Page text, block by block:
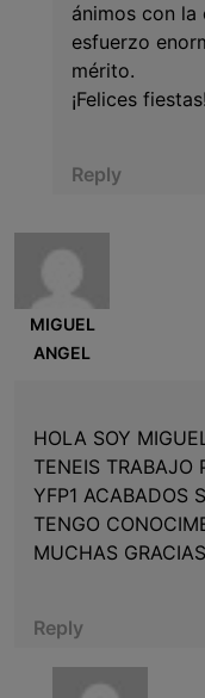
ánimos con la
esfuerzo
mérito.
¡Felices fiestas!
Reply
MIGUEL
ANGEL
HOLA SOY
TENEIS TRABAJO
YFP1 ACABADOS
TENGO
MUCHAS GRACIAS
Reply